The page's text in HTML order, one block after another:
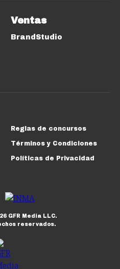
Ventas
BrandStudio
Reglas de concursos
Términos y Condiciones
Políticas de Privacidad
GFR Media LLC.
reservados.